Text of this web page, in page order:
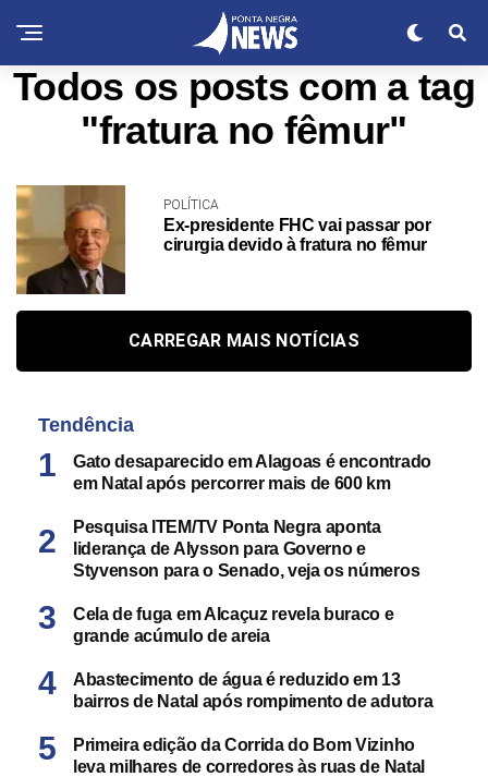
Todos os posts com a tag
"fratura no fêmur"
POLÍTICA
Ex-presidente FHC vai passar por
cirurgia devido à fratura no fêmur
CARREGAR MAIS NOTÍCIAS
Tendência
Gato desaparecido em Alagoas é encontrado
em Natal após percorrer mais de 600 km
Pesquisa ITEM/TV Ponta Negra aponta
liderança de Alysson para Governo e
Styvenson para o Senado, veja os números
Cela de fuga em Alcaçuz revela buraco e
grande acúmulo de areia
Abastecimento de água é reduzido em 13
bairros de Natal após rompimento de adutora
Primeira edição da Corrida do Bom Vizinho
leva milhares de corredores às ruas de Natal